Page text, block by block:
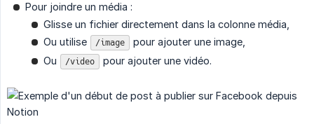
Pour joindre un média :
Glisse un fichier directement dans la colonne média,
Ou utilise
/image
pour ajouter une image,
Ou
/video pour ajouter une vidéo.